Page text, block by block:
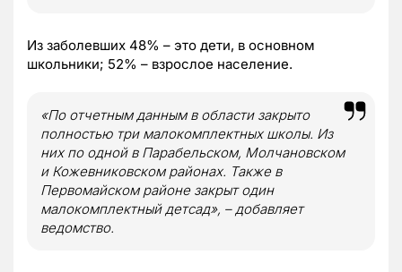
Из заболевших 48% – это дети, в основном
школьники; 52% – взрослое население.
«По отчетным данным в области закрыто
полностью три малокомплектных школы. Из
них по одной в Парабельском, Молчановском
и Кожевниковском районах. Также в
Первомайском районе закрыт один
малокомплектный детсад», – добавляет
ведомство.